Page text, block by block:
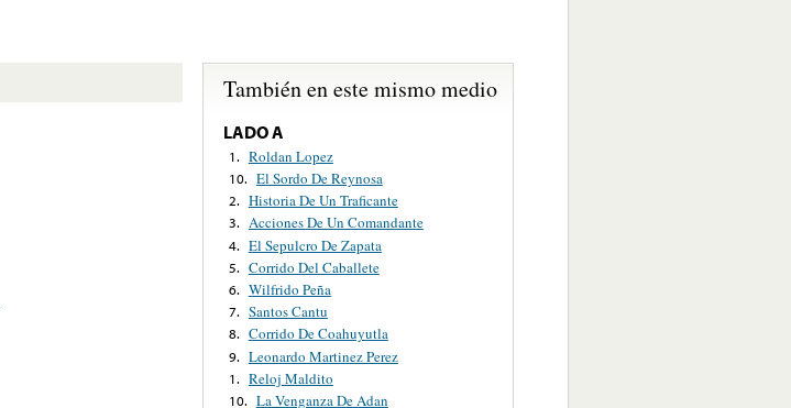
También en este mismo medio
LADO A
1. Roldan Lopez
10. El Sordo De Reynosa
2. Historia De Un Traficante
3. Acciones De Un Comandante
4. El Sepulcro De Zapata
5. Corrido Del Caballete
6. Wilfrido Peña
7. Santos Cantu
8. Corrido De Coahuyutla
9. Leonardo Martinez Perez
1. Reloj Maldito
10. La Venganza De Adan